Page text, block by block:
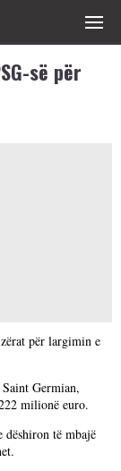
së për
për largimin e
Germian,
milionë euro.
dëshiron të mbajë